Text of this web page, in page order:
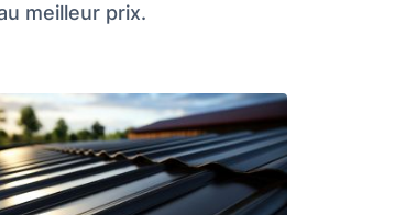
meilleur prix.